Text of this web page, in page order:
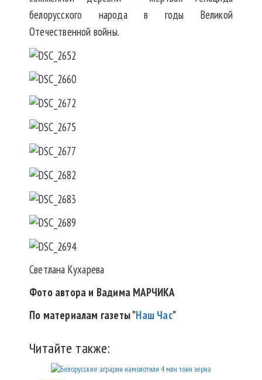
белорусского народа в годы Великой
Отечественной войны.
Светлана Кухарева
Фото автора и Вадима МАРЧИКА
По материалам газеты "Наш Час"
Читайте также: